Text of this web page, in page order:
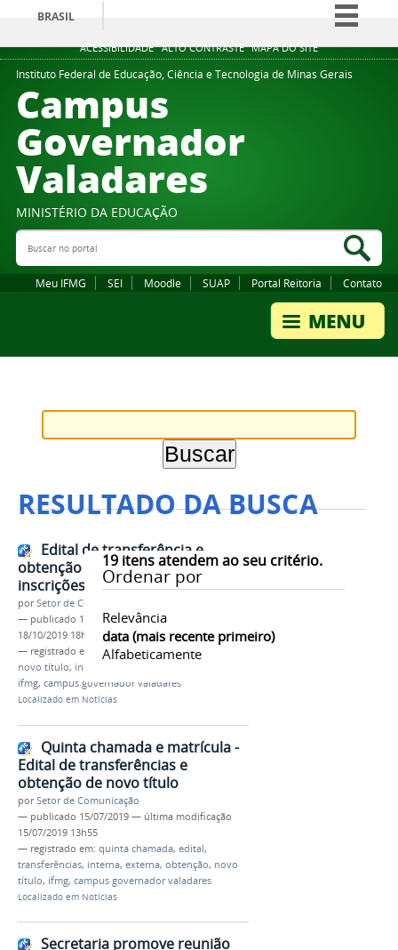
ACESSIBILIDADE ALTO CONTRASTE MAPA DO SITE
BRASIL
Simplifique!
Comunica BR
Instituto Federal de Educação, Ciência e Tecnologia de Minas Gerais
Campus
Governador
Valadares
MINISTÉRIO DA EDUCAÇÃO
Buscar no portal
Meu IFMG SEI Moodle SUAP Portal Reitoria Contato
RESULTADO DA BUSCA
19itens atendem ao seu critério.
Ordenar por
Relevância
data (mais recente primeiro)
Alfabeticamente
Edital de transferência e
obtenção de novo título –
inscrições deferidas
porSetor de Comunicação
— publicado 18/10/2019—última modificação
18/10/2019 18h14
— registrado em:
edital,transferência,obtenção
novo título, inscrições deferidas
ifmg, campus governador valadares
Localizado em Notícias
Quinta chamada e matrícula -
Edital de transferências e
obtenção de novo título
porSetor de Comunicação
— publicado 15/07/2019 — última modificação
15/07/2019 13h55
— registrado em: quinta chamada, edital,
transferências, interna, externa, obtenção, novo
título, ifmg, campus governador valadares
Localizado em Notícias
Secretaria promove reunião